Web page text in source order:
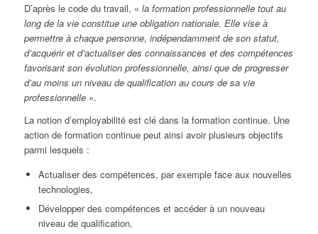
D’après le code du travail, « la formation professionnelle tout au
long de la vie constitue une obligation nationale. Elle vise à
permettre à chaque personne, indépendamment de son statut,
d’acquérir et d’actualiser des connaissances et des compétences
favorisant son évolution professionnelle, ainsi que de progresser
d’au moins un niveau de qualification au cours de sa vie
professionnelle».
La notion d’employabilité est clé dans la formation continue. Une
action de formation continue peut ainsi avoir plusieurs objectifs
parmi lesquels :
Actualiser des compétences, par exemple face aux nouvelles
technologies,
Développer des compétences et accéder à un nouveau
niveau de qualification,